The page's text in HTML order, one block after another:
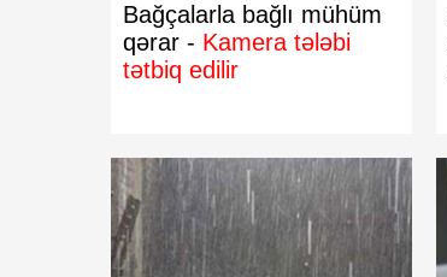
Bağçalarla bağlı mühüm
qərar - Kamera tələbi
tətbiq edilir